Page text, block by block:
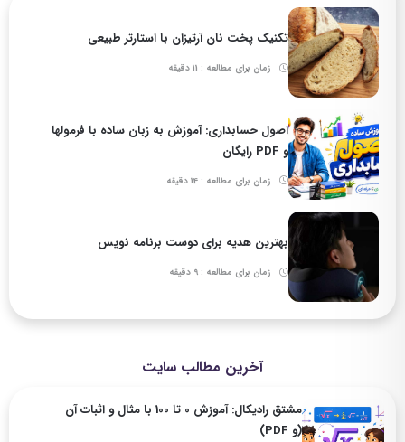
تکنیک پخت نان آرتیزان با استارتر طبیعی
زمان برای مطالعه : 11 دقیقه
اصول حسابداری: آموزش به زبان ساده با فرمولها
و PDF رایگان
زمان برای مطالعه : 14 دقیقه
بهترین هدیه برای دوست برنامه نویس
زمان برای مطالعه : 9 دقیقه
آخرین مطالب سایت
مشتق رادیکال: آموزش 0 تا 100 با مثال و اثبات آن
(و PDF)